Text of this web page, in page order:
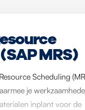
MRS)
Scheduling
je
inplant voor de